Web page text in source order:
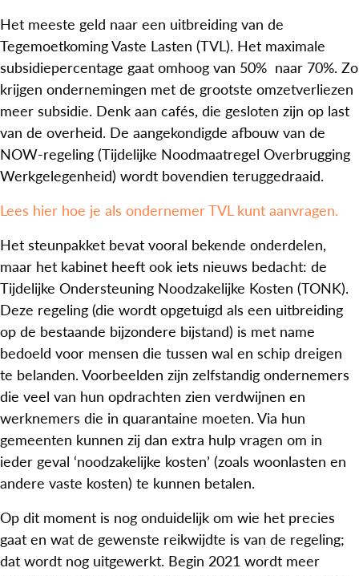
Het meeste geld naar een uitbreiding van de
Tegemoetkoming Vaste Lasten (TVL). Het maximale
subsidiepercentage gaat omhoog van 50% naar 70%. Zo
krijgen ondernemingen met de grootste omzetverliezen
meer subsidie. Denk aan cafés, die gesloten zijn op last
van de overheid. De aangekondigde afbouw van de
NOW-regeling (Tijdelijke Noodmaatregel Overbrugging
Werkgelegenheid) wordt bovendien teruggedraaid.
Lees hier hoe je als ondernemer TVL kunt aanvragen.
Het steunpakket bevat vooral bekende onderdelen,
maar het kabinet heeft ook iets nieuws bedacht: de
Tijdelijke Ondersteuning Noodzakelijke Kosten (TONK).
Deze regeling (die wordt opgetuigd als een uitbreiding
op de bestaande bijzondere bijstand) is met name
bedoeld voor mensen die tussen wal en schip dreigen
te belanden. Voorbeelden zijn zelfstandig ondernemers
die veel van hun opdrachten zien verdwijnen en
werknemers die in quarantaine moeten. Via hun
gemeenten kunnen zij dan extra hulp vragen om in
ieder geval ‘noodzakelijke kosten’ (zoals woonlasten en
andere vaste kosten) te kunnen betalen.
Op dit moment is nog onduidelijk om wie het precies
gaat en wat de gewenste reikwijdte is van de regeling;
dat wordt nog uitgewerkt. Begin 2021 wordt meer